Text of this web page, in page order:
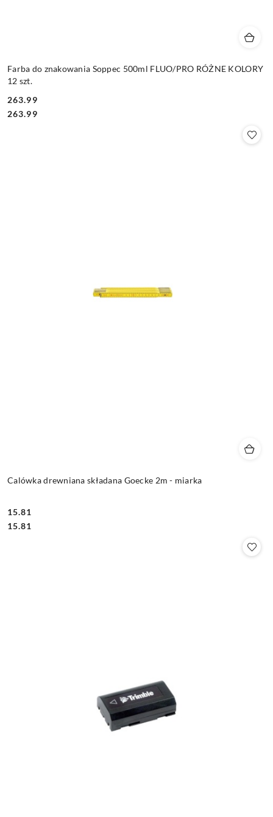
Farba do znakowania Soppec 500ml FLUO/PRO RÓŻNE KOLORY
12 szt.
Cena:
263.99
Cena:
263.99
Calówka drewniana składana Goecke 2m - miarka
Cena:
15.81
Cena:
15.81